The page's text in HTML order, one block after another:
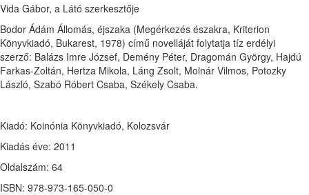
Vida Gábor, a Látó szerkesztője
Bodor Ádám Állomás, éjszaka (Megérkezés északra, Kriterion
Könyvkiadó, Bukarest, 1978) című novelláját folytatja tíz erdélyi
szerző: Balázs Imre József, Demény Péter, Dragomán György, Hajdú
Farkas-Zoltán, Hertza Mikola, Láng Zsolt, Molnár Vilmos, Potozky
László, Szabó Róbert Csaba, Székely Csaba.
Kiadó: Koinónia Könyvkiadó, Kolozsvár
Kiadás éve: 2011
Oldalszám: 64
ISBN: 978-973-165-050-0